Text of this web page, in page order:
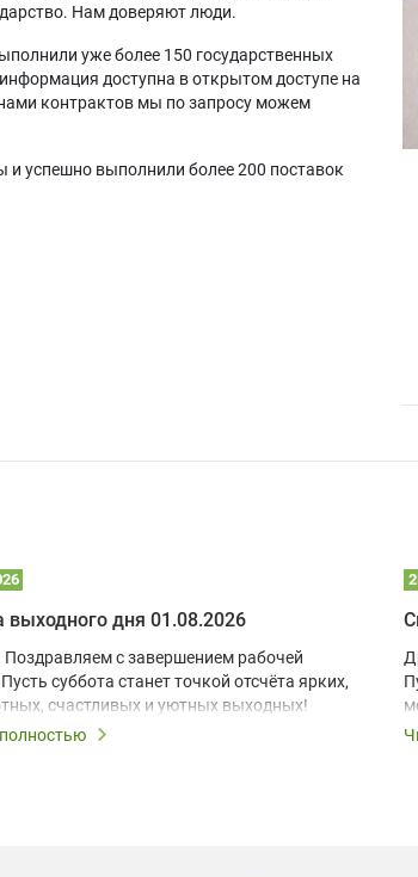
Нам доверяют люди.
уже более 150 государственных
доступна в открытом доступе на
контрактов мы по запросу можем
успешно выполнили более 200 поставок
выходного дня 01.08.2026
Поздравляем с завершением рабочей
суббота станет точкой отсчёта ярких,
счастливых и уютных выходных!